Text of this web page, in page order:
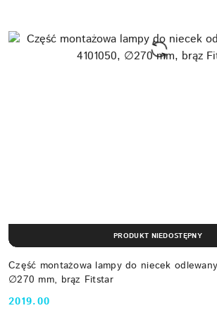
Część montażowa lampy do niecek
∅270 mm, brąz Fitstar
Cena:
2019.00
PRODUKT NIEDOSTĘPNY